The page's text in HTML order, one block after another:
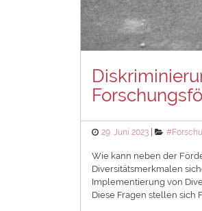
Posted
29. Juni 2023
Wie kann neben der
Diversitätsmerkmalen
Implementierung von
Diese Fragen stellen sich